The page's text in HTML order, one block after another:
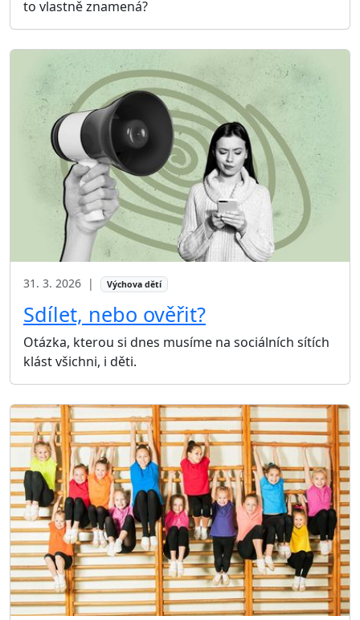
to vlastně znamená?
31. 3. 2026 | Výchova dětí
Sdílet, nebo ověřit?
Otázka, kterou si dnes musíme na sociálních sítích
klást všichni, i děti.